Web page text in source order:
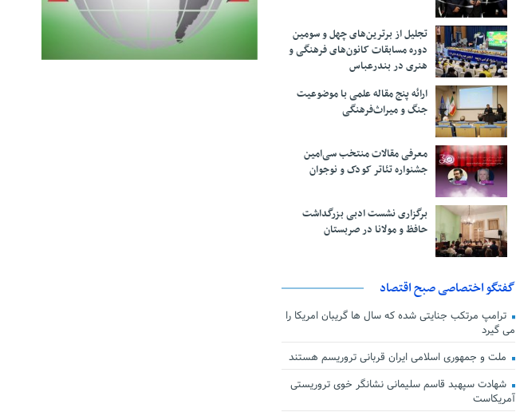
تجلیل از بر‌ترین‌های چهل و سومین
دوره مسابقات کانون‌های فرهنگی و
هنری در بندرعباس
ارائه پنج مقاله علمی با موضوعیت
جنگ و میراث‌فرهنگی
معرفی مقالات منتخب سی‌امین
جشنواره تئاتر کودک و نوجوان
برگزاری نشست ادبی بزرگداشت
حافظ و مولانا در صربستان
گفتگو اختصاصی صبح اقتصاد
ترامپ مرتکب جنایتی شده که سال ها گریبان امریکا را
می گیرد
ملت و جمهوری اسلامی ایران قربانی تروریسم هستند
شهادت سپهبد قاسم سلیمانی نشانگر خوی تروریستی
آمریکاست